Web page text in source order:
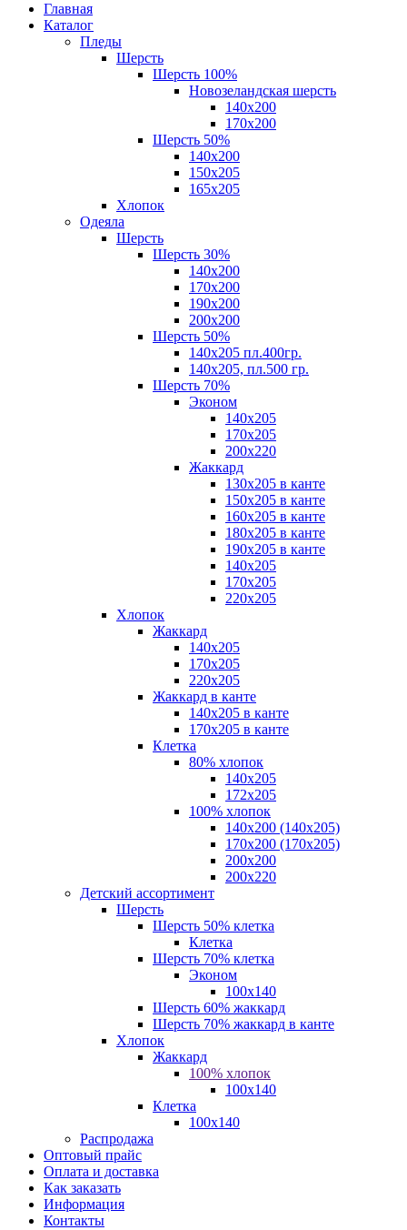
Главная
Каталог
Пледы
Шерсть
Шерсть 100%
Новозеландская шерсть
140х200
170x200
Шерсть 50%
140x200
150х205
165х205
Хлопок
Одеяла
Шерсть
Шерсть 30%
140х200
170х200
190х200
200х200
Шерсть 50%
140х205 пл.400гр.
140х205, пл.500 гр.
Шерсть 70%
Эконом
140х205
170х205
200х220
Жаккард
130х205 в канте
150х205 в канте
160х205 в канте
180х205 в канте
190х205 в канте
140х205
170х205
220х205
Хлопок
Жаккард
140x205
170х205
220х205
Жаккард в канте
140х205 в канте
170х205 в канте
Клетка
80% хлопок
140x205
172х205
100% хлопок
140x200 (140х205)
170x200 (170х205)
200х200
200х220
Детский ассортимент
Шерсть
Шерсть 50% клетка
Клетка
Шерсть 70% клетка
Эконом
100x140
Шерсть 60% жаккард
Шерсть 70% жаккард в канте
Хлопок
Жаккард
100% хлопок
100x140
Клетка
100х140
Распродажа
Оптовый прайс
Оплата и доставка
Как заказать
Информация
Контакты